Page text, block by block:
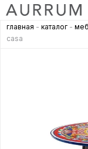
главная - каталог -
casa